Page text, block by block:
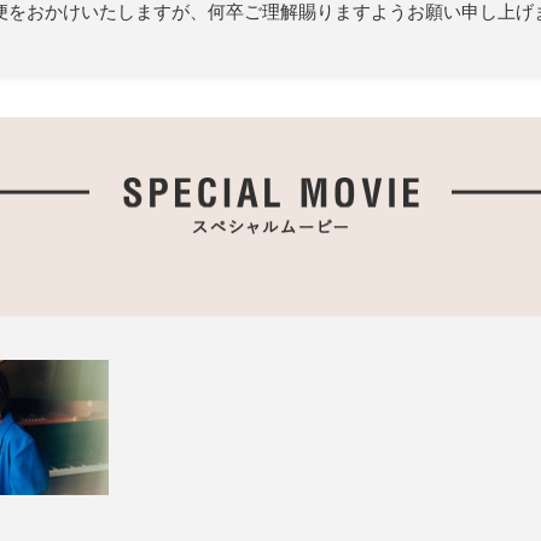
をおかけいたしますが、何卒ご理解賜りますようお願い申し上げ